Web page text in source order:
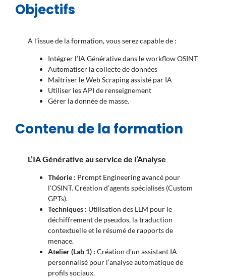
Objectifs
A l’issue de la formation, vous serez capable de :
Intégrer l’IA Générative dans le workflow OSINT
Automatiser la collecte de données
Maîtriser le Web Scraping assisté par IA
Utiliser les API de renseignement
Gérer la donnée de masse.
Contenu de la formation
L’IA Générative au service de l’Analyse
Théorie : Prompt Engineering avancé pour
l’OSINT. Création d’agents spécialisés (Custom
GPTs).
Techniques : Utilisation des LLM pour le
déchiffrement de pseudos, la traduction
contextuelle et le résumé de rapports de
menace.
Atelier (Lab 1) : Création d’un assistant IA
personnalisé pour l’analyse automatique de
profils sociaux.